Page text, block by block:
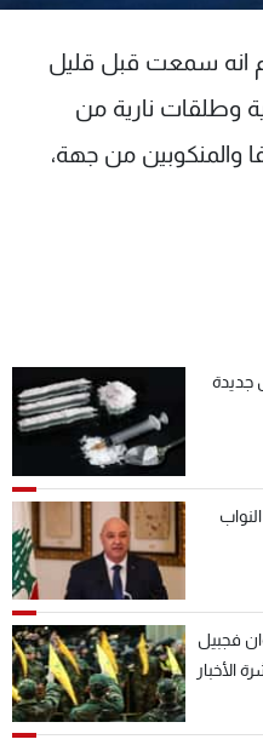
انه سمعت قبل قليل
وطلقات نارية من
والمنكوبين من جهة،
جديدة
فجبيل
الأخبار
معنا
الخصوصية